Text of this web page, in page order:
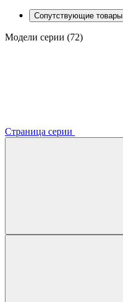
Сопутствующие товары
Модели серии (72)
Страница серии